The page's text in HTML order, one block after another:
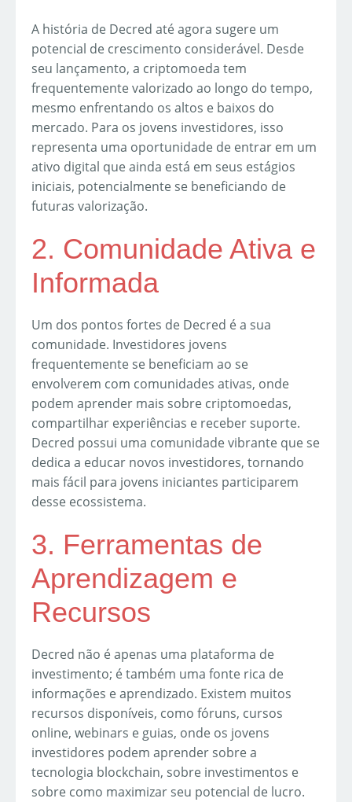
A história de Decred até agora sugere um
potencial de crescimento considerável. Desde
seu lançamento, a criptomoeda tem
frequentemente valorizado ao longo do tempo,
mesmo enfrentando os altos e baixos do
mercado. Para os jovens investidores, isso
representa uma oportunidade de entrar em um
ativo digital que ainda está em seus estágios
iniciais, potencialmente se beneficiando de
futuras valorização.
2. Comunidade Ativa e
Informada
Um dos pontos fortes de Decred é a sua
comunidade. Investidores jovens
frequentemente se beneficiam ao se
envolverem com comunidades ativas, onde
podem aprender mais sobre criptomoedas,
compartilhar experiências e receber suporte.
Decred possui uma comunidade vibrante que se
dedica a educar novos investidores, tornando
mais fácil para jovens iniciantes participarem
desse ecossistema.
3. Ferramentas de
Aprendizagem e
Recursos
Decred não é apenas uma plataforma de
investimento; é também uma fonte rica de
informações e aprendizado. Existem muitos
recursos disponíveis, como fóruns, cursos
online, webinars e guias, onde os jovens
investidores podem aprender sobre a
tecnologia blockchain, sobre investimentos e
sobre como maximizar seu potencial de lucro.